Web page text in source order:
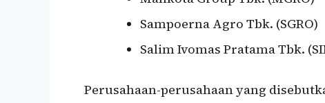
Sampoerna Agro Tbk. (SGRO)
Salim Ivomas Pratama Tbk.
Perusahaan-perusahaan yang